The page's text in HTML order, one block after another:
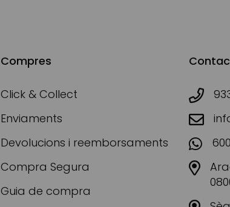
Compres
Click & Collect
Enviaments
Devolucions i reemborsaments
Compra Segura
Guia de compra